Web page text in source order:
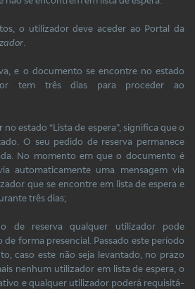
o utilizador deve aceder ao Portal da
e o documento se encontre no estado
tem três dias para proceder ao
estado “Lista de espera”, significa que o
O seu pedido de reserva permanece
No momento em que o documento é
automaticamente uma mensagem via
que se encontre em lista de espera e
três dias;
de reserva qualquer utilizador pode
forma presencial. Passado este período
caso este não seja levantado, no prazo
nenhum utilizador em lista de espera, o
e qualquer utilizador poderá requisitá-